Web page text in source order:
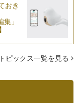
おき
」
トピックス一覧を見る